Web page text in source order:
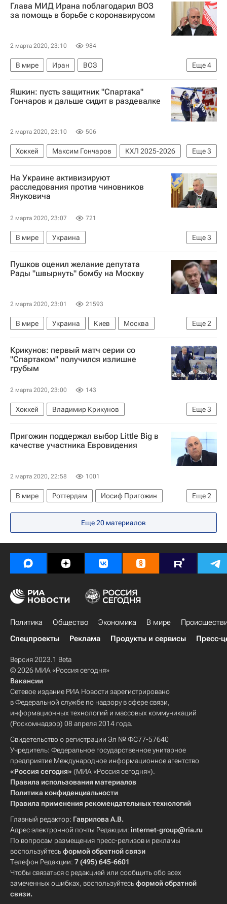
Распространение коронавируса
Глава МИД Ирана поблагодарил ВОЗ
за помощь в борьбе с коронавирусом
2 марта 2020, 23:10 984
Еще4
В мире Иран
ВОЗ
Мохаммад Джавад Зариф
Распространение коронавируса
Коронавирус COVID-19
Яшкин: пусть защитник "Спартака"
Гончаров и дальше сидит в раздевалке
2 марта 2020, 23:10 506
Еще3
Хоккей Максим Гончаров
КХЛ 2025-2026
ХК Спартак (Москва)
ХК Динамо (Москва)
Дмитрий Яшкин
На Украине активизируют
расследования против чиновников
Януковича
2 марта 2020, 23:07 721
Еще3
В мире
Украина
Генеральная прокуратура Украины
Пушков оценил желание депутата
Рады "швырнуть" бомбу на Москву
2 марта 2020, 23:01 21593
Еще2
В мире Украина Киев
Москва
Алексей Пушков
Россия
Крикунов: первый матч серии со
"Спартаком" получился излишне
грубым
2 марта 2020, 23:00 143
Еще3
Хоккей
Владимир Крикунов
КХЛ 2025-2026
ХК Спартак (Москва)
ХК Динамо (Москва)
Пригожин поддержал выбор Little Big в
качестве участника Евровидения
2 марта 2020, 22:58 1001
Еще2
В мире Роттердам
Иосиф Пригожин
Little Big
Евровидение-2020
Еще 20 материалов
Политика Общество Экономика В мире
Спецпроекты
Реклама Продукты и сервисы Пресс-
Версия 2023.1 Beta
© 2026 МИА «Россия сегодня»
Вакансии
Сетевое издание РИА Новости зарегистрировано
в Федеральной службе по надзору в сфере связи,
информационных технологий и массовых коммуникаций
(Роскомнадзор) 08 апреля 2014 года.
Свидетельство о регистрации Эл № ФС77-57640
Учредитель: Федеральное государственное унитарное
предприятие Международное информационное агентство
«Россия сегодня» (МИА «Россия сегодня»).
Правила использования материалов
Политика конфиденциальности
Правила применения рекомендательных технологий
Главный редактор: Гаврилова А.В.
Адрес электронной почты Редакции: internet-group@ria.ru
По вопросам размещения пресс-релизов и рекламы
воспользуйтесьформой обратной связи
Телефон Редакции: 7 (495) 645-6601
Чтобы связаться с редакцией или сообщить обо всех
замеченных ошибках, воспользуйтесьформой обратной
связи.